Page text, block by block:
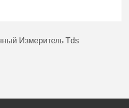
Измеритель Tds